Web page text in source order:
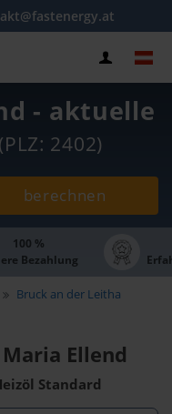
- aktuelle
(PLZ: 2402)
berechnen
100 %
Bezahlung
Bruck an der Leitha
Ellend
Standard